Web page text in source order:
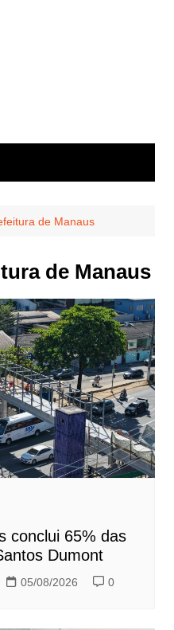
de Manaus
de Manaus
conclui 65% das
Dumont
05/08/2026 0